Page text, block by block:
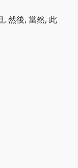
, 然後, 當然, 此